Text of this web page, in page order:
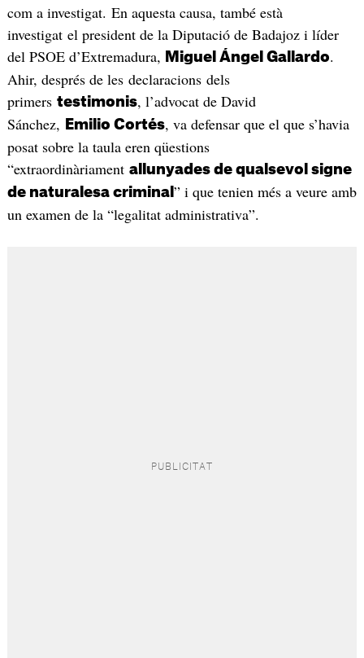
com a investigat. En aquesta causa, també està
investigat el president de la Diputació de Badajoz i líder
del PSOE d’Extremadura,
Miguel Ángel Gallardo.
Ahir, després de les declaracions dels
primers testimonis, l’advocat de David
Sánchez,
Emilio Cortés, va defensar que el que s’havia
posat sobre la taula eren qüestions
“extraordinàriament allunyades de qualsevol signe
de naturalesa criminal ” i que tenien més a veure amb
un examen de la “legalitat administrativa”.